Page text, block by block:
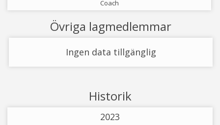
Coach
Övriga lagmedlemmar
Ingen data tillgänglig
Historik
2023